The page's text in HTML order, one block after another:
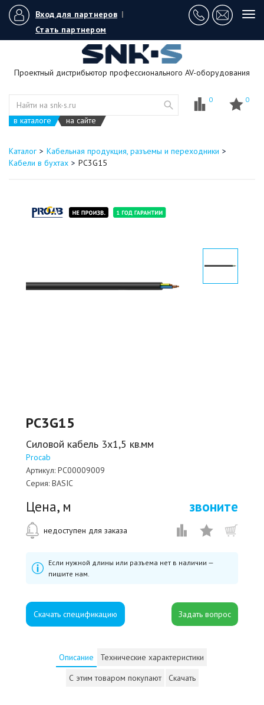
Вход для партнеров |
Стать партнером
Проектный дистрибьютор профессионального AV-оборудования
в каталоге на сайте
0 0
Каталог
Кабельная продукция, разъемы и переходники
Кабели в бухтах
PC3G15
PC3G15
Силовой кабель 3х1,5 кв.мм
Procab
Артикул: PC00009009
Серия: BASIC
Цена, м звоните
недоступен для заказа
Если нужной длины или разъема нет в наличии —
пишите нам.
Скачать спецификацию
Описание
Технические характеристики
С этим товаром покупают
Скачать